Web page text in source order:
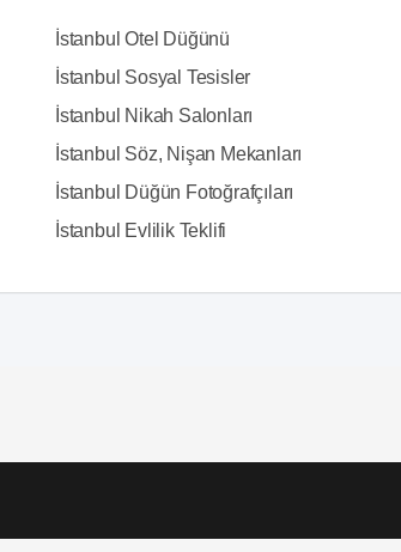
İstanbul Otel Düğünü
İstanbul Sosyal Tesisler
İstanbul Nikah Salonları
İstanbul Söz, Nişan Mekanları
İstanbul Düğün Fotoğrafçıları
İstanbul Evlilik Teklifi